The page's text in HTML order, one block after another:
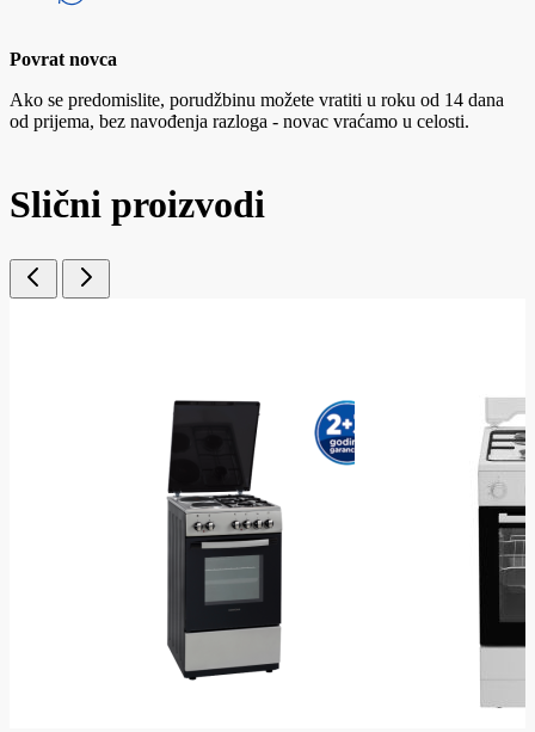
Povrat novca
Ako se predomislite, porudžbinu možete vratiti u roku od 14 dana
od prijema, bez navođenja razloga - novac vraćamo u celosti.
Slični proizvodi